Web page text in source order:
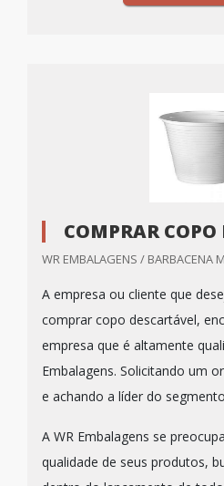
COMPRAR COPO
WR EMBALAGENS / BARBACENA
A empresa ou cliente que
comprar copo descartável,
empresa que é altamente
Embalagens. Solicitando um
e achando a líder do
A WR Embalagens se
qualidade de seus produtos,